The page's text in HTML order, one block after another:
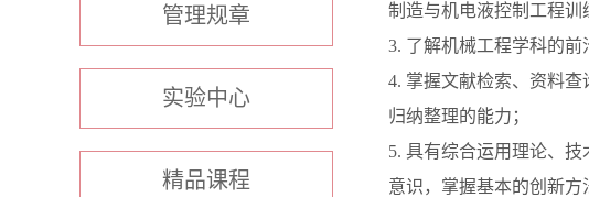
管理规章
实验中心
精品课程
制造与机电液控制工程训
3. 了解机械工程学科的前
4. 掌握文献检索、资料查
归纳整理的能力；
5. 具有综合运用理论、
意识，掌握基本的创新